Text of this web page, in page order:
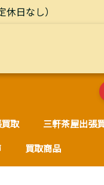
休日なし）
取 三軒茶屋出張
買取商品